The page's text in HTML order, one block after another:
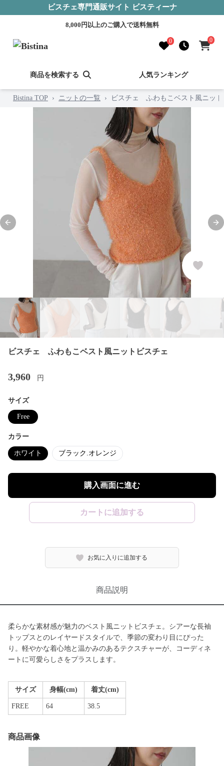
ビスチェ専門通販サイト ビスティーナ
8,000円以上のご購入で送料無料
0 0
商品を検索する 人気ランキング
Bistina TOP › ニットの一覧 › ビスチェ ふわもこベスト風ニット
Previous slide
ビスチェ ふわもこベスト風ニットビスチェ
3,960 円
サイズ
Free
カラー
ホワイト ブラック.オレンジ
購入画面に進む
カートに追加する
お気に入りに追加する
商品説明
柔らかな素材感が魅力のベスト風ニットビスチェ。シアーな長袖
トップスとのレイヤードスタイルで、季節の変わり目にぴった
り。軽やかな着心地と温かみのあるテクスチャーが、コーディネ
ートに可愛らしさをプラスします。
サイズ 身幅(cm) 着丈(cm)
FREE 64 38.5
商品画像